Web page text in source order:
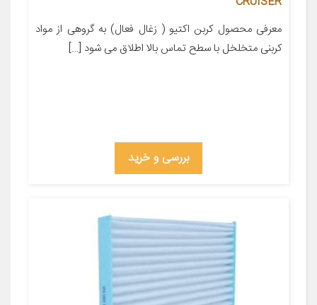
معرفی محصول کربن اکتیو ( زغال فعال) به گروهی از مواد
کربنی متخلخل با سطح تماس بالا اطلاق می شود […]
بررسی و خرید